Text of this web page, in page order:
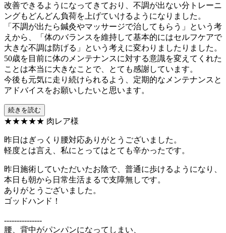
改善できるようになってきており、不調が出ない分トレーニ
ングもどんどん負荷を上げていけるようになりました。
「不調が出たら鍼灸やマッサージで治してもらう」という考
えから、「体のバランスを維持して基本的にはセルフケアで
大きな不調は防げる」という考えに変わりましたりました。
50歳を目前に体のメンテナンスに対する意識を変えてくれた
ことは本当に大きなことで、とても感謝しています。
今後も元気に走り続けられるよう、定期的なメンテナンスと
アドバイスをお願いしたいと思います。
続きを読む
★★★★★ 肉レア様
昨日はぎっくり腰対応ありがとうございました。
軽度とは言え、私にとってはとても辛かったです。
昨日施術していただいたお陰で、普通に歩けるようになり、
本日も朝から日常生活まるで支障無しです。
ありがとうございました。
ゴッドハンド！
---------------
腰、背中がパンパンになってしまい、